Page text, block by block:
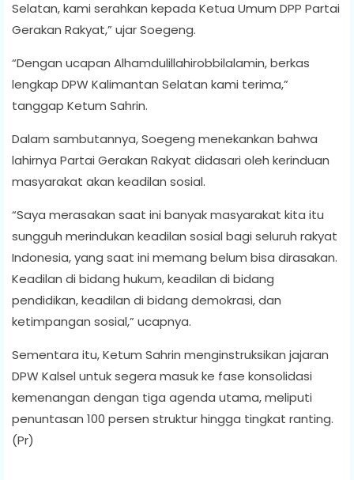
Selatan, kami serahkan kepada Ketua Umum DPP Partai
Gerakan Rakyat,” ujar Soegeng.
“Dengan ucapan Alhamdulillahirobbilalamin, berkas
lengkap DPW Kalimantan Selatan kami terima,”
tanggap Ketum Sahrin.
Dalam sambutannya, Soegeng menekankan bahwa
lahirnya Partai Gerakan Rakyat didasari oleh kerinduan
masyarakat akan keadilan sosial.
“Saya merasakan saat ini banyak masyarakat kita itu
sungguh merindukan keadilan sosial bagi seluruh rakyat
Indonesia, yang saat ini memang belum bisa dirasakan.
Keadilan di bidang hukum, keadilan di bidang
pendidikan, keadilan di bidang demokrasi, dan
ketimpangan sosial,” ucapnya.
Sementara itu, Ketum Sahrin menginstruksikan jajaran
DPW Kalsel untuk segera masuk ke fase konsolidasi
kemenangan dengan tiga agenda utama, meliputi
penuntasan 100 persen struktur hingga tingkat ranting.
(Pr)